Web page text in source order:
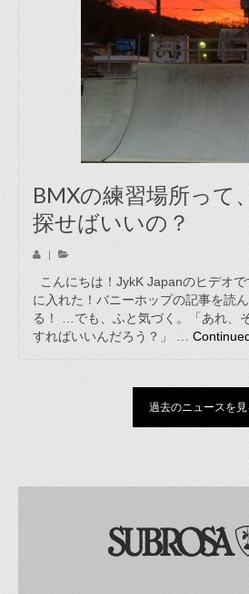
BMXの練習場所って
探せばいいの？
こんにちは！JykK Japanのヒデオ
に入れた！バニーホップの記事を読
る！ …でも、ふと気づく。「あれ、
すればいいんだろう？」 …
過去のニュースを見